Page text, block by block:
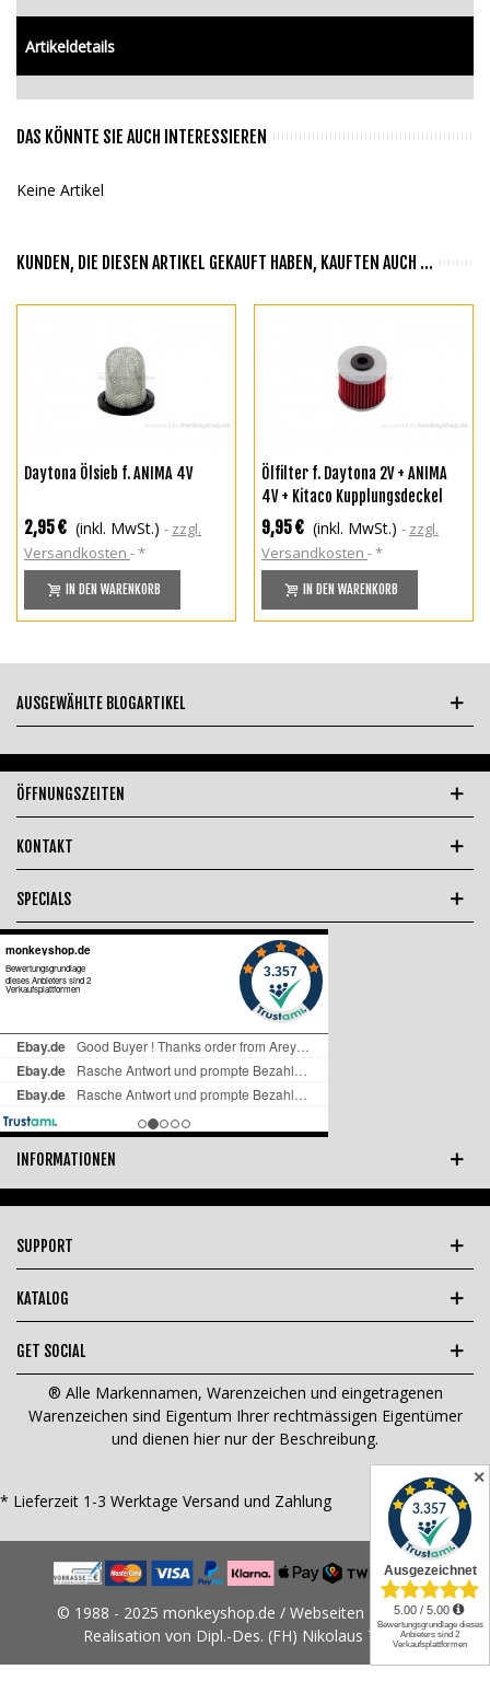
Artikeldetails
DAS KÖNNTE SIE AUCH INTERESSIEREN
Keine Artikel
KUNDEN, DIE DIESEN ARTIKEL GEKAUFT HABEN, KAUFTEN AUCH ...
Daytona Ölsieb f. ANIMA 4V
2,95 € (inkl. MwSt.)
zzgl.
Versandkosten
*
IN DEN WARENKORB
Ölfilter f. Daytona 2V + ANIMA
4V + Kitaco Kupplungsdeckel
9,95 € (inkl. MwSt.)
zzgl.
Versandkosten
*
IN DEN WARENKORB
AUSGEWÄHLTE BLOGARTIKEL
ÖFFNUNGSZEITEN
KONTAKT
SPECIALS
✕
INFORMATIONEN
SUPPORT
KATALOG
GET SOCIAL
® Alle Markennamen, Warenzeichen und eingetragenen
Warenzeichen sind Eigentum Ihrer rechtmässigen Eigentümer
und dienen hier nur der Beschreibung.
* Lieferzeit 1-3 Werktage Versand und Zahlung
© 1988 - 2025 monkeyshop.de / Webseiten Design &
Realisation von Dipl.-Des. (FH) Nikolaus Tams